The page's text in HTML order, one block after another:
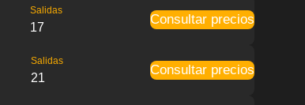
Salidas
17
Consultar precios
Salidas
21
Consultar precios